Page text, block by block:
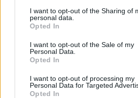
not limited to your visit or usage
grant or deny consent to Google and
use your data for below specified
consent section.
I want to opt-out of the Sharing of
personal data.
Opted In
I want to opt-out of the Sale of my
Personal Data.
Opted In
I want to opt-out of processing my
Personal Data for Targeted
Opted In
MÁSODFOKÚ RIASZTÁS LESZ
A július vége óta tartó harmadfokú
a tartós meleg miatt továbbra is
szükség.